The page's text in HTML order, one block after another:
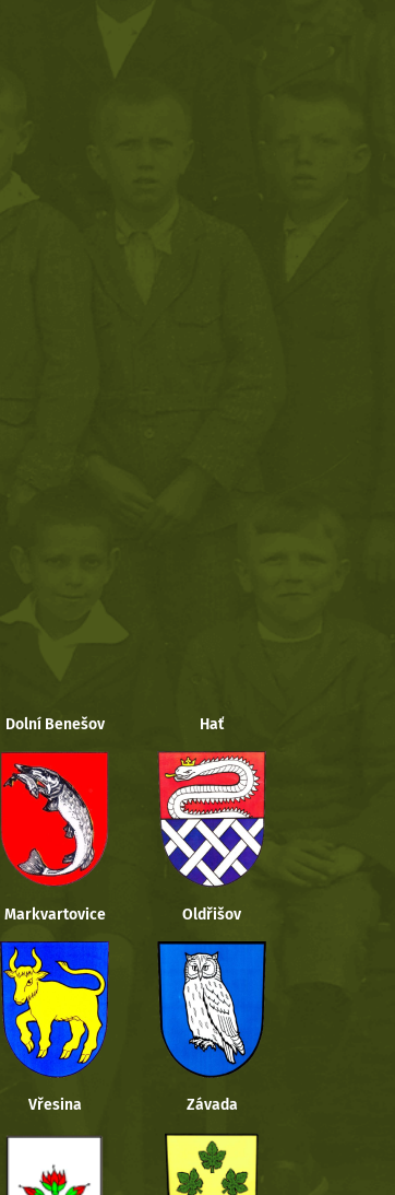
Dolní Benešov Hať
Markvartovice Oldřišov
Vřesina Závada